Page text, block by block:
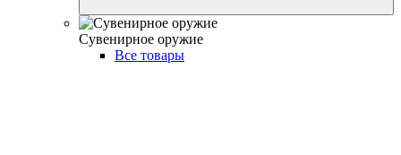
Сувенирное оружие
Все товары